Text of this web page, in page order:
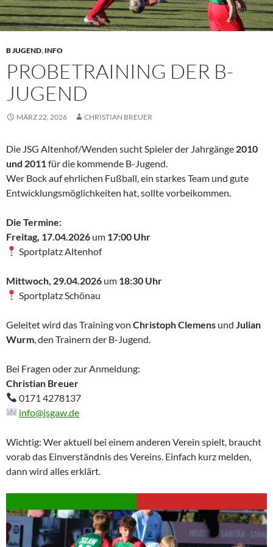
B JUGEND, INFO
PROBETRAINING DER B-
JUGEND
MÄRZ 22, 2026 CHRISTIAN BREUER
Die JSG Altenhof/Wenden sucht Spieler der Jahrgänge 2010
und 2011 für die kommende B-Jugend.
Wer Bock auf ehrlichen Fußball, ein starkes Team und gute
Entwicklungsmöglichkeiten hat, sollte vorbeikommen.
Die Termine:
Freitag, 17.04.2026 um 17:00 Uhr
Sportplatz Altenhof
Mittwoch, 29.04.2026 um 18:30 Uhr
Sportplatz Schönau
Geleitet wird das Training von Christoph Clemens und Julian
Wurm , den Trainern der B-Jugend.
Bei Fragen oder zur Anmeldung:
Christian Breuer
0171 4278137
info@jsgaw.de
Wichtig: Wer aktuell bei einem anderen Verein spielt, braucht
vorab das Einverständnis des Vereins. Einfach kurz melden,
dann wird alles erklärt.